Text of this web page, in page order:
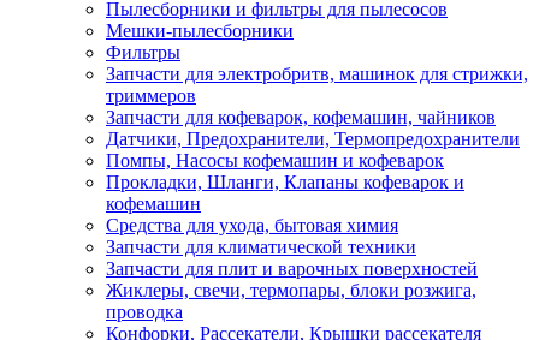
Пылесборники и фильтры для пылесосов
Мешки-пылесборники
Фильтры
Запчасти для электробритв, машинок для стрижки,
триммеров
Запчасти для кофеварок, кофемашин, чайников
Датчики, Предохранители, Термопредохранители
Помпы, Насосы кофемашин и кофеварок
Прокладки, Шланги, Клапаны кофеварок и
кофемашин
Средства для ухода, бытовая химия
Запчасти для климатической техники
Запчасти для плит и варочных поверхностей
Жиклеры, свечи, термопары, блоки розжига,
проводка
Конфорки, Рассекатели, Крышки рассекателя